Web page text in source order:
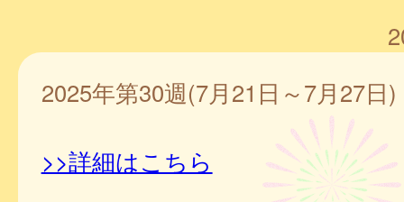
2025年第30週(7月21日～7月27日)
>>詳細はこちら